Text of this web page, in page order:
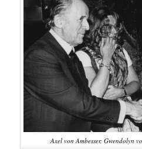
Axel von Ambesser, Gwendolyn